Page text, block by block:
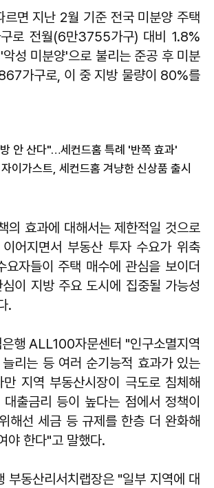
르면 지난 2월 기준 전국 미분양 주택
로 전월(6만3755가구) 대비 1.8%
성 미분양'으로 불리는 준공 후 미분
가구로, 이 중 지방 물량이 80%를
안 산다"…세컨드홈 특례 '반쪽 효과'
이가스트, 세컨드홈 겨냥한 신상품 출시
의 효과에 대해서는 제한적일 것으로
어지면서 부동산 투자 수요가 위축
요자들이 주택 매수에 관심을 보이더
이 지방 주요 도시에 집중될 가능성
.
행 ALL100자문센터 "인구소멸지역
리는 등 여러 순기능적 효과가 있는
지역 부동산시장이 극도로 침체해
출금리 등이 높다는 점에서 정책이
해선 세금 등 규제를 한층 더 완화해
야 한다"고 말했다.
부동산리서치랩장은 "일부 지역에 대